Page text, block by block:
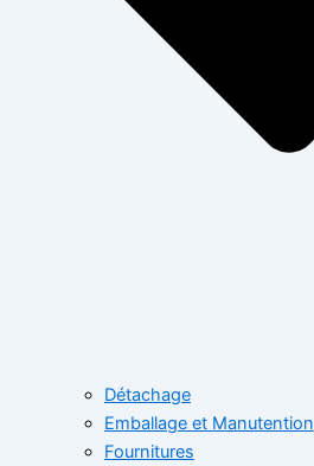
Détachage
Emballage et Manutention
Fournitures